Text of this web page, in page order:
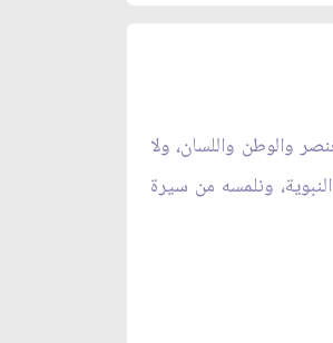
والوطن واللسان، ولا
ونلمسه من سيرة